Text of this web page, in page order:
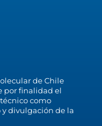
de Chile
por finalidad el
como
divulgación de la